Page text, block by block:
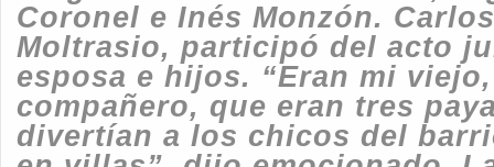
Coronel e Inés Monzón.
Moltrasio, participó del acto
esposa e hijos. “Eran mi
compañero, que eran tres
divertían a los chicos del